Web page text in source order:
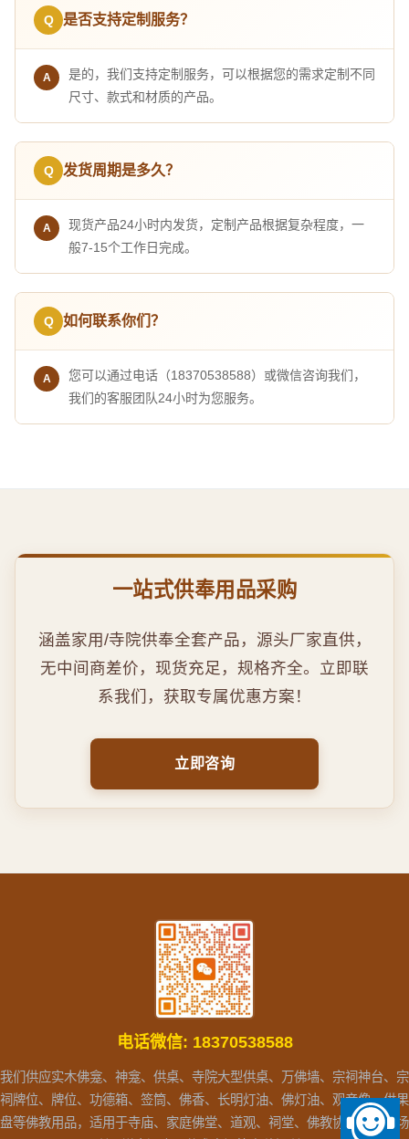
是否支持定制服务？
是的，我们支持定制服务，可以根据您的需求定制不同
尺寸、款式和材质的产品。
发货周期是多久？
现货产品24小时内发货，定制产品根据复杂程度，一
般7-15个工作日完成。
如何联系你们？
您可以通过电话（18370538588）或微信咨询我们，
我们的客服团队24小时为您服务。
一站式供奉用品采购
涵盖家用/寺院供奉全套产品，源头厂家直供，
无中间商差价，现货充足，规格齐全。立即联
系我们，获取专属优惠方案！
立即咨询
电话微信: 18370538588
我们供应实木佛龛、神龛、供桌、寺院大型供桌、万佛墙、宗祠神台、宗
祠牌位、牌位、功德箱、签筒、佛香、长明灯油、佛灯油、观音像、供果
盘等佛教用品，适用于寺庙、家庭佛堂、道观、祠堂、佛教协会、文化场